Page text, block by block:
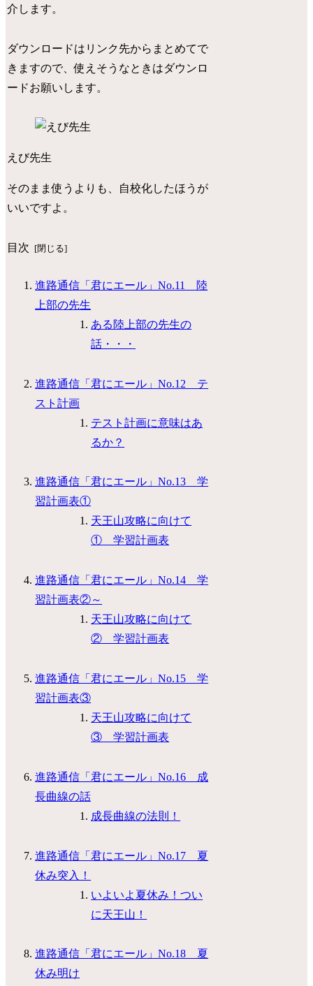
介します。
ダウンロードはリンク先からまとめてで
きますので、使えそうなときはダウンロ
ードお願いします。
えび先生
そのまま使うよりも、自校化したほうが
いいですよ。
目次
進路通信「君にエール」No.11 陸
上部の先生
ある陸上部の先生の
話・・・
進路通信「君にエール」No.12 テ
スト計画
テスト計画に意味はあ
るか？
進路通信「君にエール」No.13 学
習計画表①
天王山攻略に向けて
① 学習計画表
進路通信「君にエール」No.14 学
習計画表②～
天王山攻略に向けて
② 学習計画表
進路通信「君にエール」No.15 学
習計画表③
天王山攻略に向けて
③ 学習計画表
進路通信「君にエール」No.16 成
長曲線の話
成長曲線の法則！
進路通信「君にエール」No.17 夏
休み突入！
いよいよ夏休み！つい
に天王山！
進路通信「君にエール」No.18 夏
休み明け